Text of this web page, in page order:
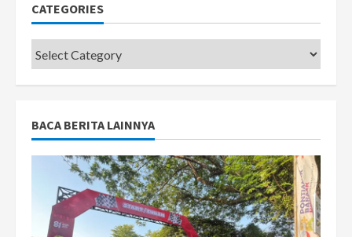
CATEGORIES
Categories
BACA BERITA LAINNYA